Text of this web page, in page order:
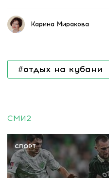
Карина Миракова
#отдых на кубани
СМИ2
СПОРТ